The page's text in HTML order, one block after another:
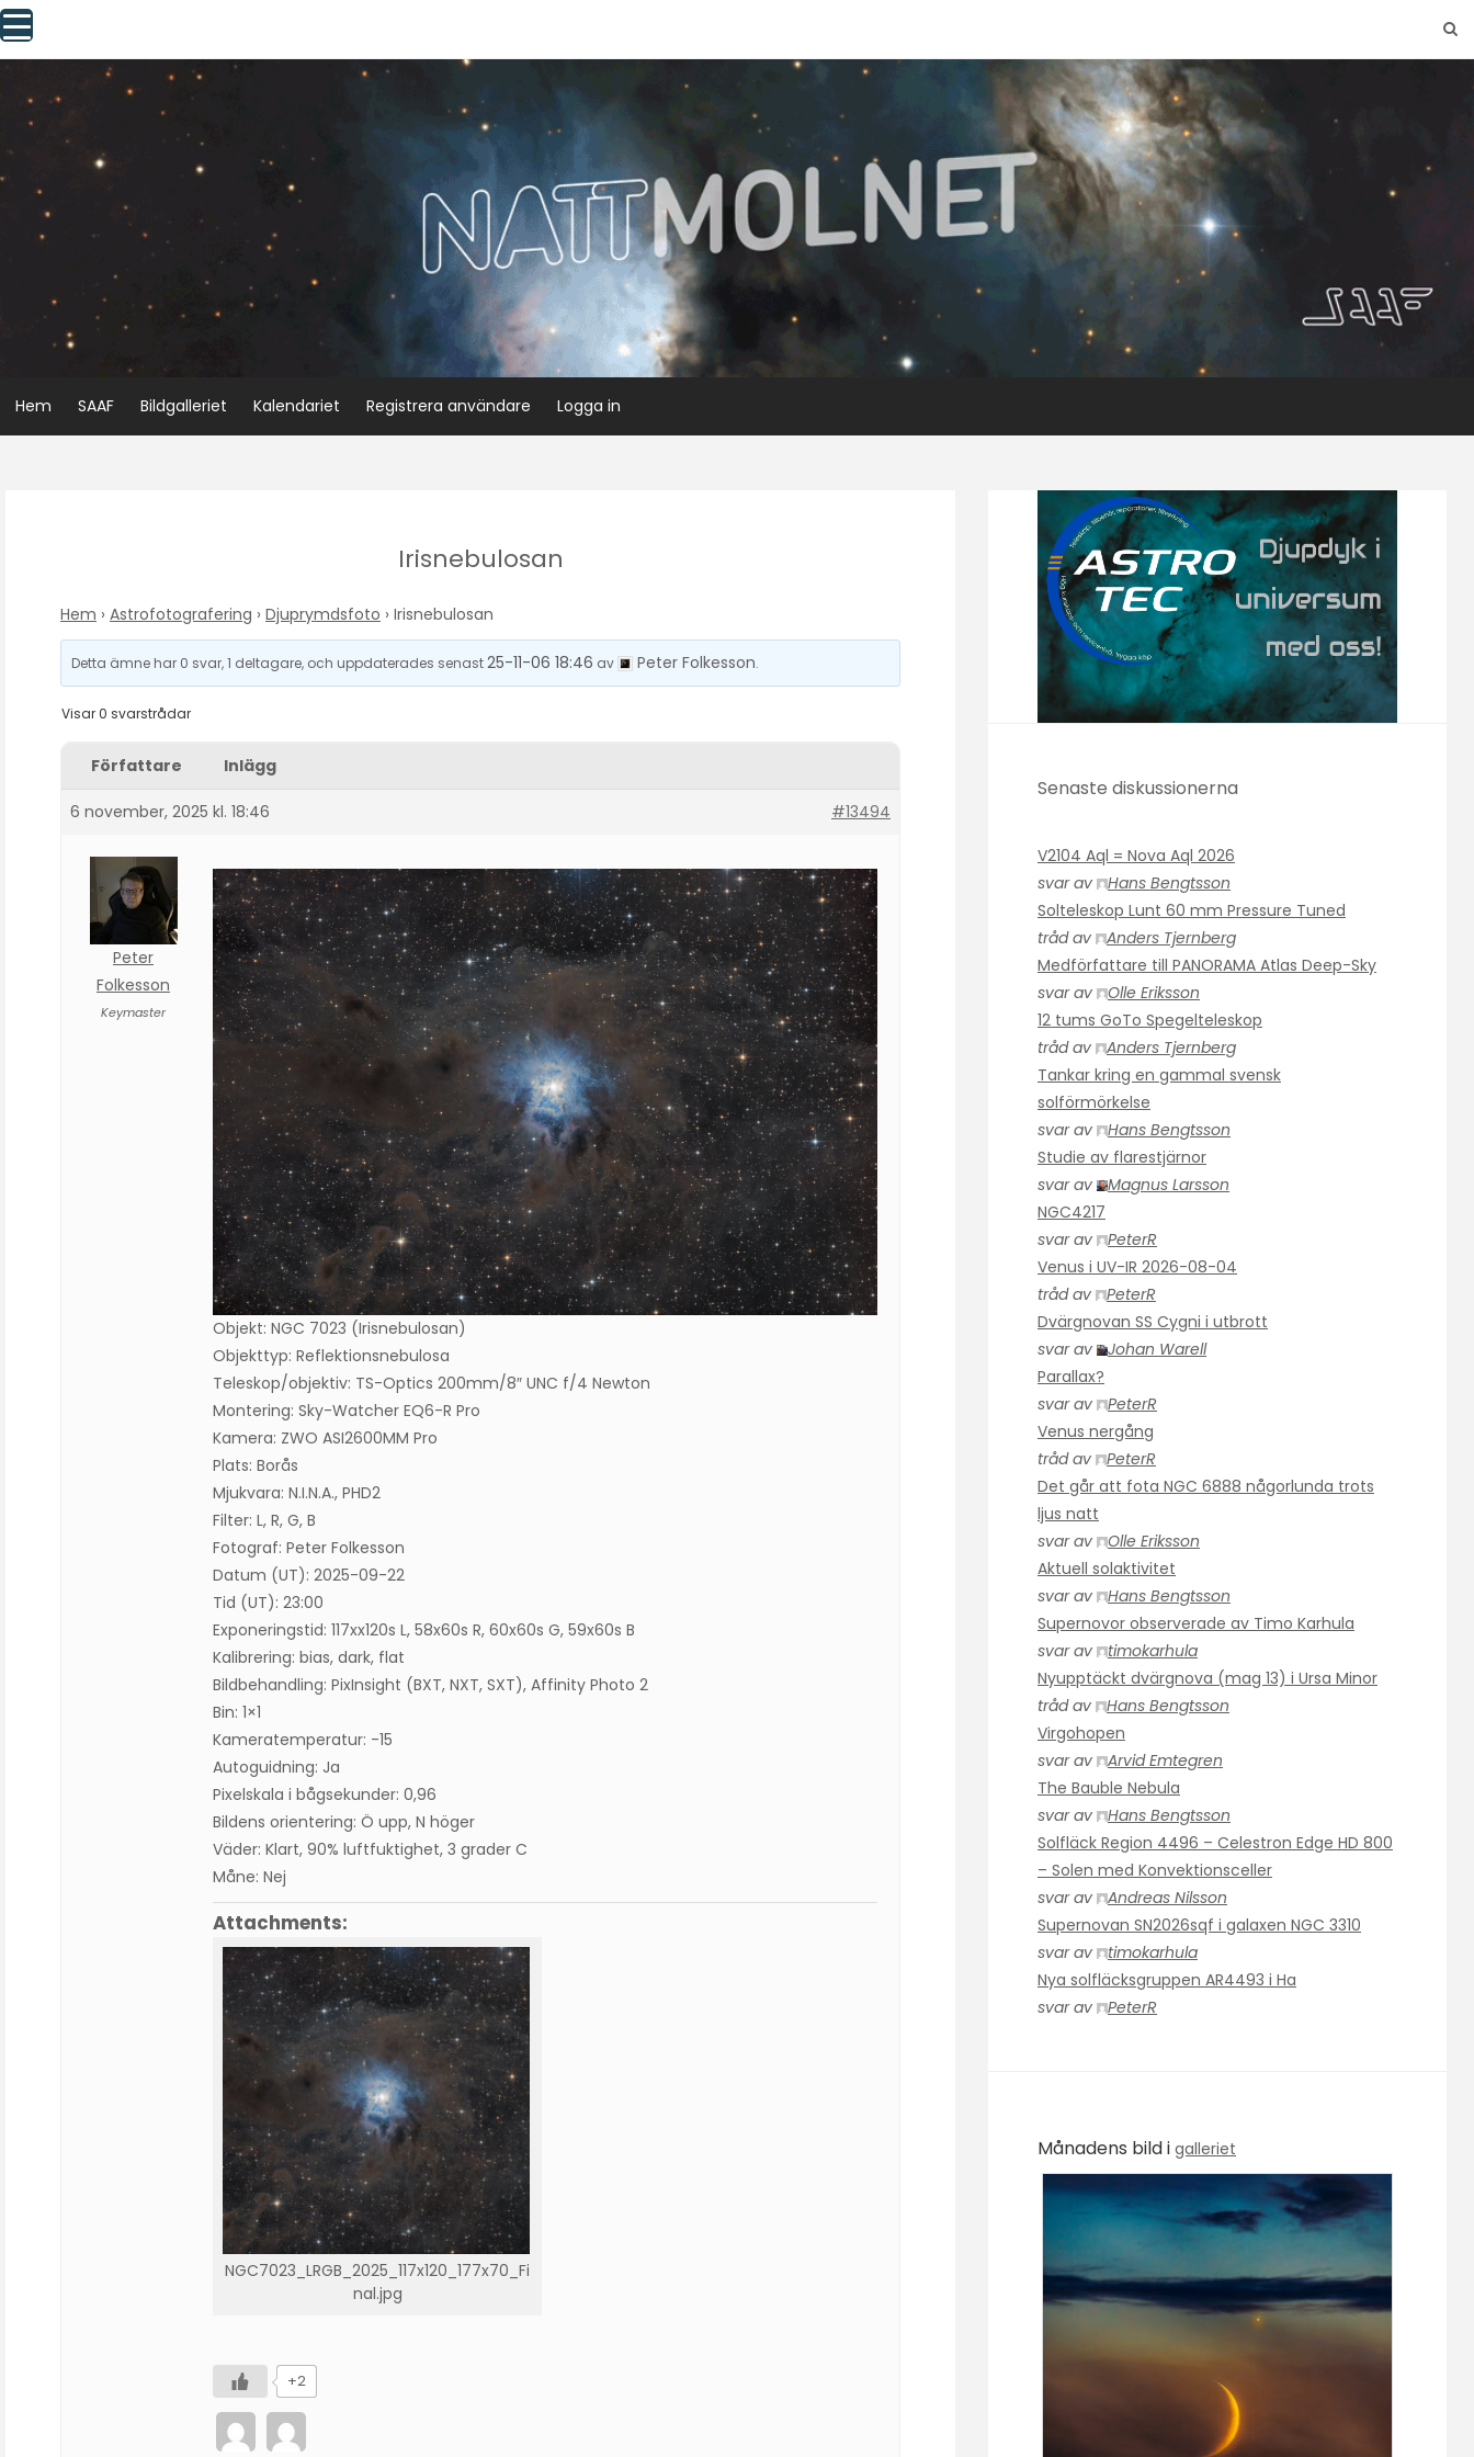
Skip
to
content
Hem SAAF Bildgalleriet Kalendariet Registrera användare Logga in
Irisnebulosan
Hem › Astrofotografering › Djuprymdsfoto › Irisnebulosan
Detta ämne har 0 svar, 1 deltagare, och uppdaterades senast25-11-06 18:46 av Peter Folkesson.
Visar 0 svarstrådar
Författare Inlägg
6 november, 2025 kl. 18:46 #13494
Peter
Folkesson
Keymaster
Objekt: NGC 7023 (Irisnebulosan)
Objekttyp: Reflektionsnebulosa
Teleskop/objektiv: TS-Optics 200mm/8″ UNC f/4 Newton
Montering: Sky-Watcher EQ6-R Pro
Kamera: ZWO ASI2600MM Pro
Plats: Borås
Mjukvara: N.I.N.A., PHD2
Filter: L, R, G, B
Fotograf: Peter Folkesson
Datum (UT): 2025-09-22
Tid (UT): 23:00
Exponeringstid: 117xx120s L, 58x60s R, 60x60s G, 59x60s B
Kalibrering: bias, dark, flat
Bildbehandling: PixInsight (BXT, NXT, SXT), Affinity Photo 2
Bin: 1×1
Kameratemperatur: -15
Autoguidning: Ja
Pixelskala i bågsekunder: 0,96
Bildens orientering: Ö upp, N höger
Väder: Klart, 90% luftfuktighet, 3 grader C
Måne: Nej
Attachments:
NGC7023_LRGB_2025_117x120_177x70_Fi
nal.jpg
+2
Senaste diskussionerna
V2104 Aql = Nova Aql 2026
svar av
Hans Bengtsson
Solteleskop Lunt 60 mm Pressure Tuned
tråd av
Anders Tjernberg
Medförfattare till PANORAMA Atlas Deep-Sky
svar av
Olle Eriksson
12 tums GoTo Spegelteleskop
tråd av
Anders Tjernberg
Tankar kring en gammal svensk
solförmörkelse
svar av
Hans Bengtsson
Studie av flarestjärnor
svar av
Magnus Larsson
NGC4217
svar av
PeterR
Venus i UV-IR 2026-08-04
tråd av
PeterR
Dvärgnovan SS Cygni i utbrott
svar av
Johan Warell
Parallax?
svar av
PeterR
Venus nergång
tråd av
PeterR
Det går att fota NGC 6888 någorlunda trots
ljus natt
svar av
Olle Eriksson
Aktuell solaktivitet
svar av
Hans Bengtsson
Supernovor observerade av Timo Karhula
svar av
timokarhula
Nyupptäckt dvärgnova (mag 13) i Ursa Minor
tråd av
Hans Bengtsson
Virgohopen
svar av
Arvid Emtegren
The Bauble Nebula
svar av
Hans Bengtsson
Solfläck Region 4496 – Celestron Edge HD 800
– Solen med Konvektionsceller
svar av
Andreas Nilsson
Supernovan SN2026sqf i galaxen NGC 3310
svar av
timokarhula
Nya solfläcksgruppen AR4493 i Ha
svar av
PeterR
Månadens bild i galleriet